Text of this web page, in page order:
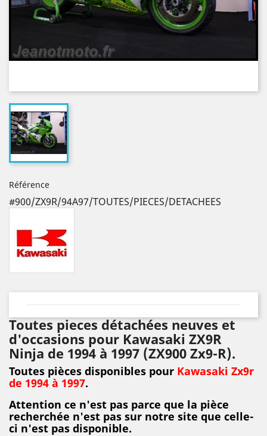
Référence
#900/ZX9R/94A97/TOUTES/PIECES/DETACHEES
Toutes pieces détachées neuves et
d'occasions pour Kawasaki ZX9R
Ninja de 1994 à 1997 (ZX900 Zx9-R).
Toutes pièces disponibles pour Kawasaki Zx9r
de 1994 à 1997.
Attention ce n'est pas parce que la pièce
recherchée n'est pas sur notre site que celle-
ci n'est pas disponible.